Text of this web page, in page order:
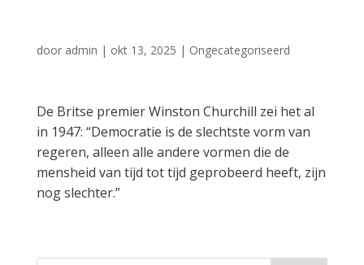
door admin | okt 13, 2025 | Ongecategoriseerd
De Britse premier Winston Churchill zei het al
in 1947: “Democratie is de slechtste vorm van
regeren, alleen alle andere vormen die de
mensheid van tijd tot tijd geprobeerd heeft, zijn
nog slechter.”